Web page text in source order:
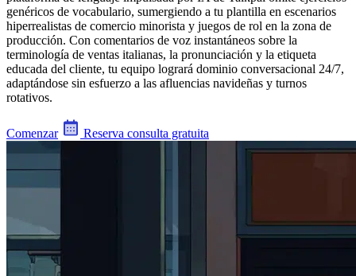
genéricos de vocabulario, sumergiendo a tu plantilla en escenarios
hiperrealistas de comercio minorista y juegos de rol en la zona de
producción. Con comentarios de voz instantáneos sobre la
terminología de ventas italianas, la pronunciación y la etiqueta
educada del cliente, tu equipo logrará dominio conversacional 24/7,
adaptándose sin esfuerzo a las afluencias navideñas y turnos
rotativos.
Comenzar Reserva consulta gratuita